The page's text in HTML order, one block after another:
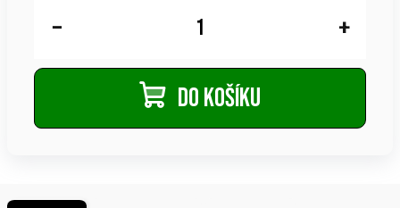
+
−
Do košíku